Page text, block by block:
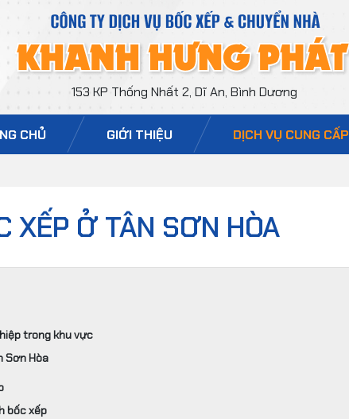
153 KP Thống Nhất 2, Dĩ An, Bình Dương
CHỦ GIỚI THIỆU DỊCH VỤ CUNG CẤP
XẾP Ở TÂN SƠN HÒA
trong khu vực
Sơn Hòa
bốc xếp